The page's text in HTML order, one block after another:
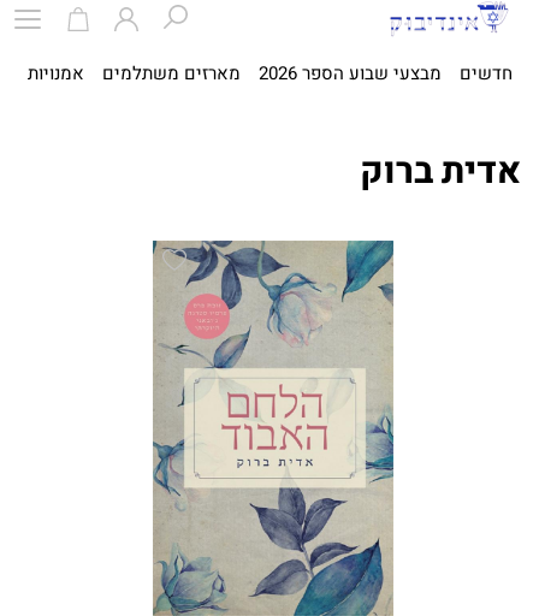
חדשים מבצעי שבוע הספר 2026 מארזים משתלמים אמנויות
אדית ברוק